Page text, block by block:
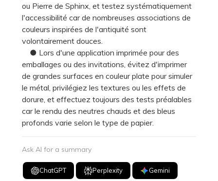
ou Pierre de Sphinx, et testez systématiquement
l'accessibilité car de nombreuses associations de
couleurs inspirées de l'antiquité sont
volontairement douces.
● Lors d'une application imprimée pour des
emballages ou des invitations, évitez d'imprimer
de grandes surfaces en couleur plate pour simuler
le métal, privilégiez les textures ou les effets de
dorure, et effectuez toujours des tests préalables
car le rendu des neutres chauds et des bleus
profonds varie selon le type de papier.
Ask AI for a summary
ChatGPT Perplexity Gemini